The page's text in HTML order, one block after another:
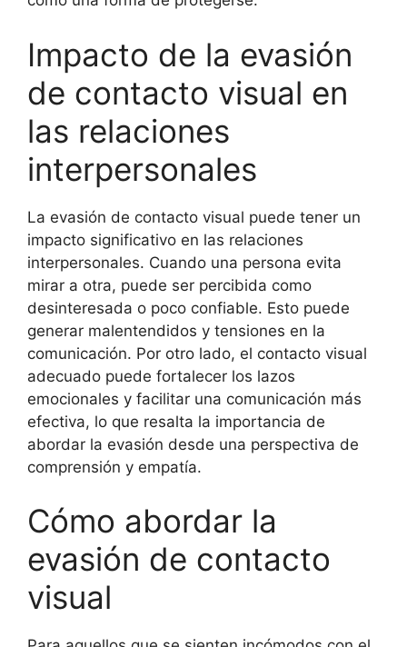
Impacto de la evasión
de contacto visual en
las relaciones
interpersonales
La evasión de contacto visual puede tener un
impacto significativo en las relaciones
interpersonales. Cuando una persona evita
mirar a otra, puede ser percibida como
desinteresada o poco confiable. Esto puede
generar malentendidos y tensiones en la
comunicación. Por otro lado, el contacto visual
adecuado puede fortalecer los lazos
emocionales y facilitar una comunicación más
efectiva, lo que resalta la importancia de
abordar la evasión desde una perspectiva de
comprensión y empatía.
Cómo abordar la
evasión de contacto
visual